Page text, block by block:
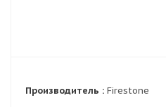
Производитель : Firestone